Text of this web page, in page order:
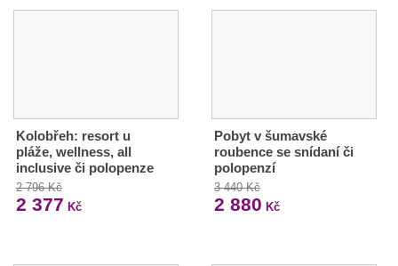
Kolobřeh: resort u
pláže, wellness, all
inclusive či polopenze
2 796 Kč
2 377 Kč
Pobyt v šumavské
roubence se snídaní či
polopenzí
3 440 Kč
2 880 Kč